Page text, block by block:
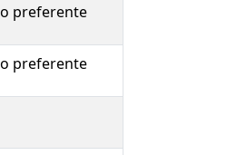
preferente
preferente